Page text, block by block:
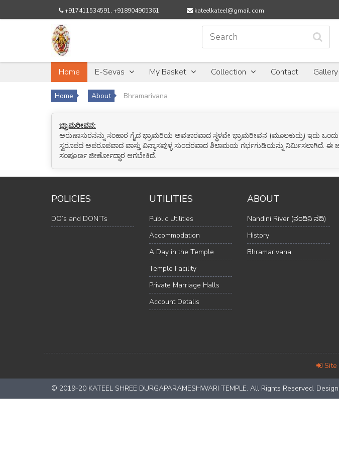
+917411534591, +918904905361 kateelkateel@gmail.com
Home E-Sevas My Basket Collection Contact Gallery
Home About Bhramarivana
ಭ್ರಾಮರೀವನ:
ಅರುಣಾಸುರನನ್ನು ಸಂಹಾರ ಗೈದ ಭ್ರಾಮರಿಯ ಅವತಾರವಾದ ಸ್ಥಳವೇ ಭ್ರಾಮರೀವನ (ಮೂಲಕುದ್ರು) ಇದು
ಸ್ವರೂಪದ ಅಪರೂಪವಾದ ವಾಸ್ತು ವಿನ್ಯಾಸವುಳ್ಳ ಸುಂದರವಾದ ಶಿಲಾಮಯ ಗರ್ಭಗುಡಿಯನ್ನು ನಿರ್ಮಿಸಲಾಗಿದೆ.
ಸಂಪೂರ್ಣ ಜೀರ್ಣೋದ್ಧಾರ ಆಗಬೇಕಿದೆ.
POLICIES
DO’s and DON’Ts
UTILITIES
Public Utilities
Accommodation
A Day in the Temple
Temple Facility
Private Marriage Halls
Account Detalis
ABOUT
Nandini River (ನಂದಿನಿ ನದಿ)
History
Bhramarivana
Site
© 2019-20 KATEEL SHREE DURGAPARAMESHWARI TEMPLE. All Rights Reserved.